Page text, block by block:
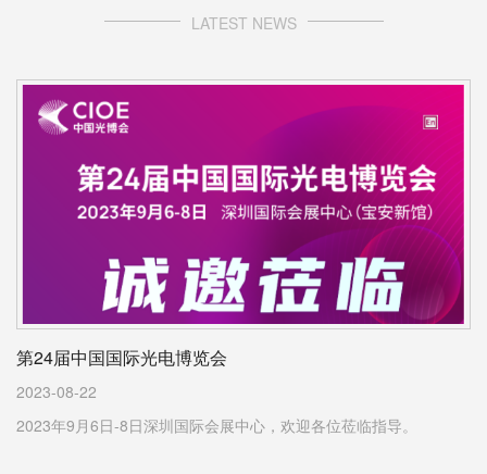
LATEST NEWS
第24届中国国际光电博览会
2023-08-22
2023年9月6日-8日深圳国际会展中心，欢迎各位莅临指导。